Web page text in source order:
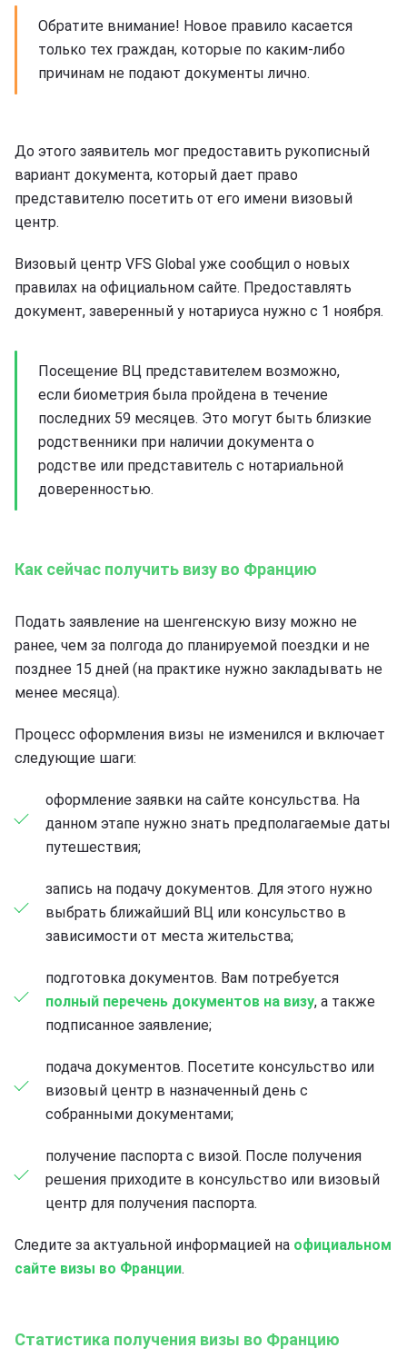
Обратите внимание! Новое правило касается
только тех граждан, которые по каким-либо
причинам не подают документы лично.
До этого заявитель мог предоставить рукописный
вариант документа, который дает право
представителю посетить от его имени визовый
центр.
Визовый центр VFS Global уже сообщил о новых
правилах на официальном сайте. Предоставлять
документ, заверенный у нотариуса нужно с 1 ноября.
Посещение ВЦ представителем возможно,
если биометрия была пройдена в течение
последних 59 месяцев. Это могут быть близкие
родственники при наличии документа о
родстве или представитель с нотариальной
доверенностью.
Как сейчас получить визу во Францию
Подать заявление на шенгенскую визу можно не
ранее, чем за полгода до планируемой поездки и не
позднее 15 дней (на практике нужно закладывать не
менее месяца).
Процесс оформления визы не изменился и включает
следующие шаги:
оформление заявки на сайте консульства. На
данном этапе нужно знать предполагаемые даты
путешествия;
запись на подачу документов. Для этого нужно
выбрать ближайший ВЦ или консульство в
зависимости от места жительства;
подготовка документов. Вам потребуется
полный перечень документов на визу, а также
подписанное заявление;
подача документов. Посетите консульство или
визовый центр в назначенный день с
собранными документами;
получение паспорта с визой. После получения
решения приходите в консульство или визовый
центр для получения паспорта.
Следите за актуальной информацией на официальном
сайте визы во Франции.
Статистика получения визы во Францию